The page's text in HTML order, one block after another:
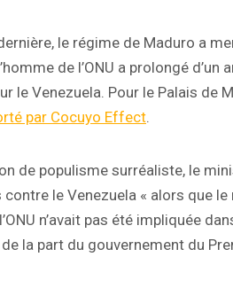
le régime de Maduro a
de l’ONU a prolongé
le Venezuela. Pour le Palais de
par Cocuyo Effect.
de populisme surréaliste, le
le Venezuela « alors que
n’avait pas été impliquée
la part du gouvernement du